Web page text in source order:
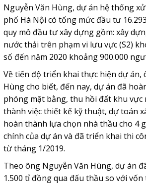
Nguyễn Văn Hùng, dự án hệ thống
phố Hà Nội có tổng mức đầu tư
quy mô đầu tư xây dựng gồm: xây
nước thải trên phạm vi lưu vực (S2)
số đến năm 2020 khoảng 900.000
Về tiến độ triển khai thực hiện dự án,
Hùng cho biết, đến nay, dự án đã
phóng mặt bằng, thu hồi đất khu vực
thành việc thiết kế kỹ thuật, dự toán
hoàn thành lựa chọn nhà thầu cho 4
chính của dự án và đã triển khai thi
từ tháng 1/2019.
Theo ông Nguyễn Văn Hùng, dự án
1.500 tỉ đồng qua đấu thầu so với